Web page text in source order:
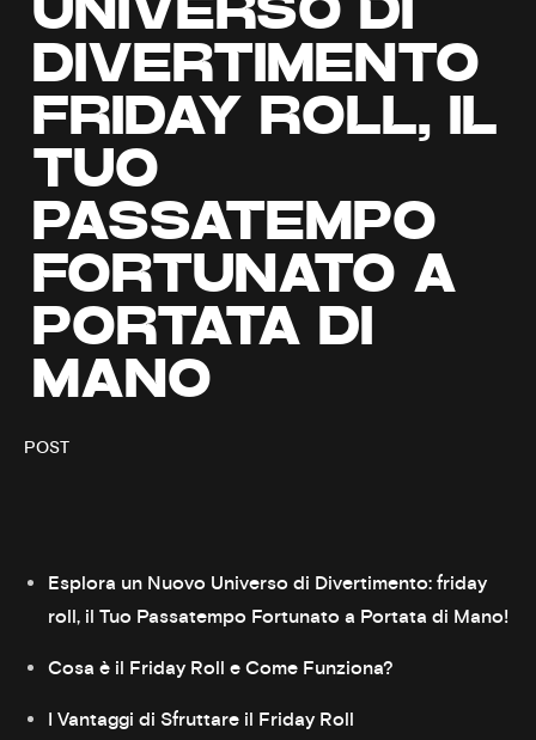
UNIVERSO DI
DIVERTIMENTO
FRIDAY ROLL, IL
TUO
PASSATEMPO
FORTUNATO A
PORTATA DI
MANO
POST
Esplora un Nuovo Universo di Divertimento: friday
roll, il Tuo Passatempo Fortunato a Portata di Mano!
Cosa è il Friday Roll e Come Funziona?
I Vantaggi di Sfruttare il Friday Roll